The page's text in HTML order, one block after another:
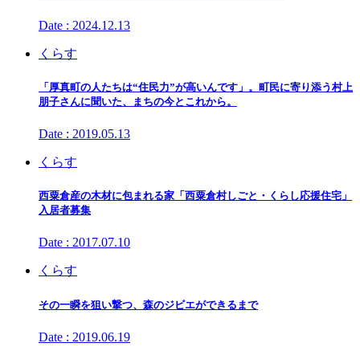
Date : 2024.12.13
くらす
「厚真町の人たちは“住民力”が高いんです」。町民に寄り添う村上
朋子さんに聞いた、まちの今とこれから。
Date : 2019.05.13
くらす
西粟倉産の木材に包まれる家「西粟倉村しごと・くらし応援住宅」
入居者募集
Date : 2017.07.10
くらす
その一瞬を狙い撃つ、森のジビエができるまで
Date : 2019.06.19